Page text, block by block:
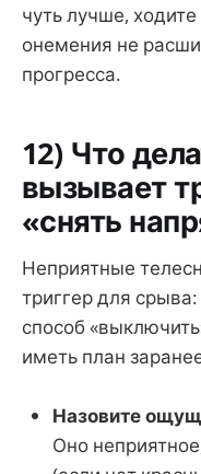
чуть лучше,
онемения не
прогресса.
12) Что
вызывает
«снять
Неприятные
триггер для
способ
иметь план
Назовите
Оно